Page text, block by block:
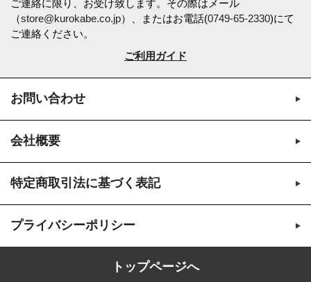
ご連絡に限り、お受け致します。その際はメール
（store@kurokabe.co.jp）、またはお電話(0749-65-2330)にて
ご連絡ください。
ご利用ガイド
お問い合わせ
会社概要
特定商取引法に基づく表記
プライバシーポリシー
トップページへ